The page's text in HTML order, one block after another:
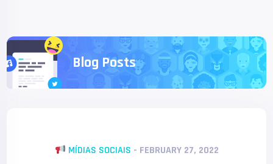
Blog Posts
MÍDIAS SOCIAIS - FEBRUARY 27, 2022